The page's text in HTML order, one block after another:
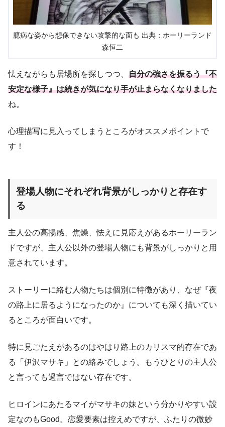
臆病な姿から想像できない攻撃的な面も 出典：ホーリーランド
森恒二
怯えながらも居場所を探しつつ、 自分の強さを振るう『不
安定な様子』は続きが気になり手が止まらなくなりました
ね。
心理描写に見入ってしまうところがオススメポイントで
す！
登場人物にそれぞれ背景がしっかりと存在す
る
主人公の高揚感、焦燥、怯えに見応えがあるホーリーラン
ドですが、主人公以外の登場人物にも背景がしっかりと用
意されています。
ストーリーに絡む人物たちは個別に特徴があり、なぜ『夜
の路上に居るようになったのか』についても深く描いてい
るところが面白いです。
特に見ごたえがあるのはやはり路上のカリスマ的存在であ
る「伊沢マサキ」との絡みでしょう。もうひとりの主人公
と言っても過言ではない存在です。
ヒロインにあたるマイがマサキの妹という分かりやすい設
定なのもGood。恋愛要素は控えめですが、ふたりの微妙